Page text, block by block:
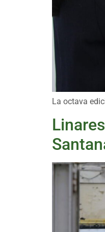
La octava